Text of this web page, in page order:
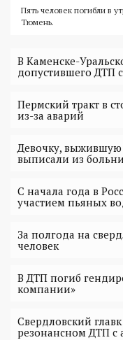
Пять человек погибли в
Тюмень.
В Каменске-
допустившего ДТП
Пермский тракт в
из-за аварий
Девочку,
выписали из
С начала года в
участием пьяных
За полгода на
человек
В ДТП погиб
компании»
Свердловский
резонансном ДТП с